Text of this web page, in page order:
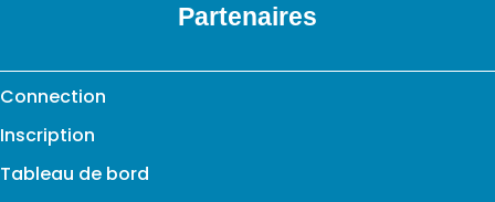
Partenaires
Connection
Inscription
Tableau de bord